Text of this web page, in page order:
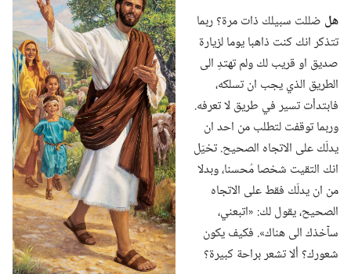
هل ضللت سبيلك ذات مرة؟‏ ربما
تتذكر انك كنت ذاهبا يوما لزيارة
صديق او قريب لك ولم تهتدِ الى
الطريق الذي يجب ان تسلكه،‏
فابتدأت تسير في طريق لا تعرفه.‏
وربما توقفت لتطلب من احد ان
يدلّك على الاتجاه الصحيح.‏ تخيّل
انك التقيت شخصا مُحسنا،‏ وبدلا
من ان يدلّك فقط على الاتجاه
الصحيح،‏ يقول لك:‏ «اتبعني،‏
سآ‌خذك الى هناك».‏ فكيف يكون
شعورك؟‏ ألا تشعر براحة كبيرة؟‏